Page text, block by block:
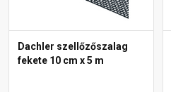
Dachler szellőzőszalag
fekete 10 cm x 5 m